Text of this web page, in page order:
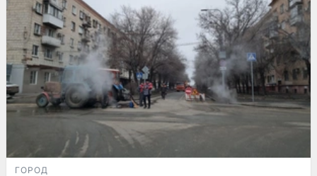
ГОРОД